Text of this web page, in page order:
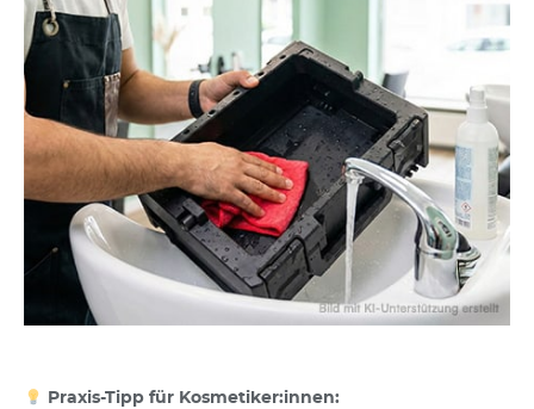
Praxis-Tipp für Kosmetiker:innen: